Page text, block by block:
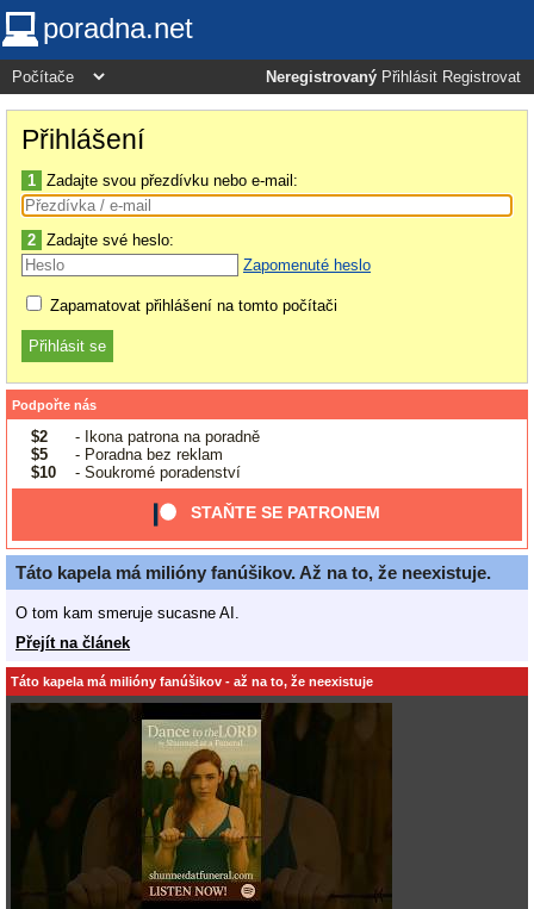
poradna.net
Neregistrovaný Přihlásit Registrovat
Přihlášení
1 Zadajte svou přezdívku nebo e-mail:
2 Zadajte své heslo:
Zapomenuté heslo
Zapamatovat přihlášení na tomto počítači
Podpořte nás
$2
- Ikona patrona na poradně
$5
- Poradna bez reklam
$10
- Soukromé poradenství
STAŇTE SE PATRONEM
Táto kapela má milióny fanúšikov. Až na to, že neexistuje.
O tom kam smeruje sucasne AI.
Přejít na článek
Táto kapela má milióny fanúšikov - až na to, že neexistuje